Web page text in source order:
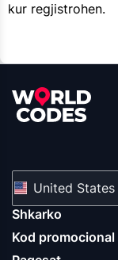
kur regjistrohen.
United States
Shkarko
Kod promocional